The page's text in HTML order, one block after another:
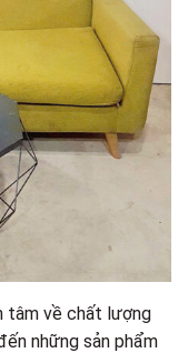
tâm về chất lượng
những sản phẩm